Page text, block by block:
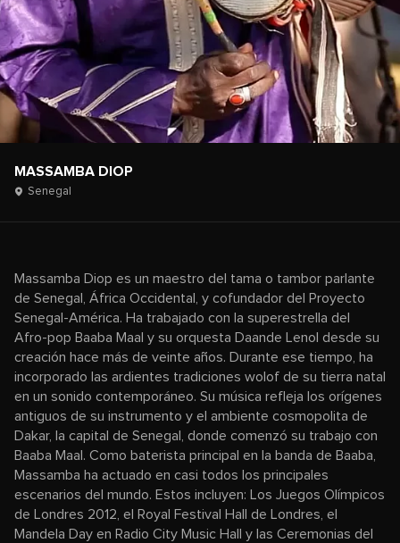
MASSAMBA DIOP
Senegal
Massamba Diop es un maestro del tama o tambor parlante
de Senegal, África Occidental, y cofundador del Proyecto
Senegal-América. Ha trabajado con la superestrella del
Afro-pop Baaba Maal y su orquesta Daande Lenol desde su
creación hace más de veinte años. Durante ese tiempo, ha
incorporado las ardientes tradiciones wolof de su tierra natal
en un sonido contemporáneo. Su música refleja los orígenes
antiguos de su instrumento y el ambiente cosmopolita de
Dakar, la capital de Senegal, donde comenzó su trabajo con
Baaba Maal. Como baterista principal en la banda de Baaba,
Massamba ha actuado en casi todos los principales
escenarios del mundo. Estos incluyen: Los Juegos Olímpicos
de Londres 2012, el Royal Festival Hall de Londres, el
Mandela Day en Radio City Music Hall y las Ceremonias del